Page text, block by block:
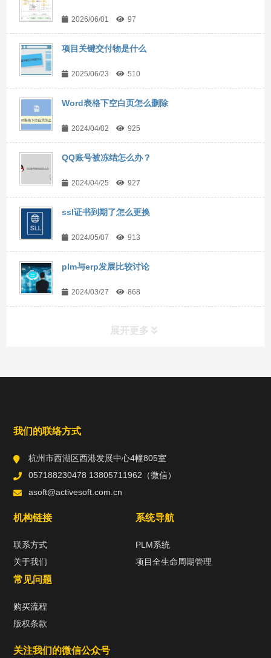
2026/06/01 97
项目关键交付物是什么
2025/06/23 510
Word表格下空白页怎么删除
2024/04/02 925
QQ账号被冻结怎么办？
2024/04/25 927
ssl证书到期了怎么更换
2024/05/07 913
plm与erp发展比较讨论
2024/03/27 868
展开更多
我们的联络方式
杭州市西湖区西港发展中心4幢805室
057188230478 13805711962（微信）
asoft@activesoft.com.cn
机构链接
联系方式
关于我们
系统导航
PLM系统
项目全生命周期管理
常见问题
购买流程
版权条款
关注我们的微信公众号